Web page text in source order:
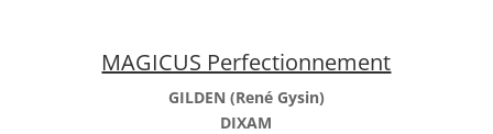
MAGICUS Perfectionnement
GILDEN (René Gysin)
DIXAM